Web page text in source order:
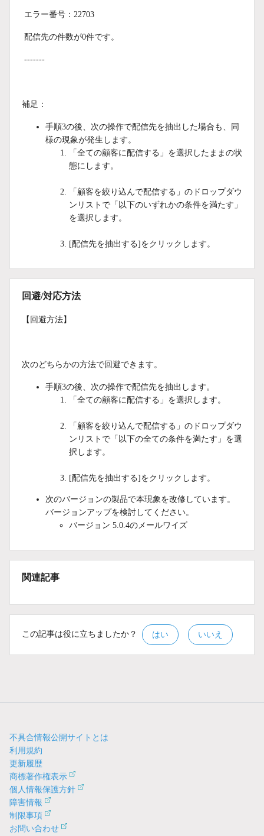
エラー番号：22703
配信先の件数が0件です。
-------
補足：
手順3の後、次の操作で配信先を抽出した場合も、同
様の現象が発生します。
「全ての顧客に配信する」を選択したままの状
態にします。
「顧客を絞り込んで配信する」のドロップダウ
ンリストで「以下のいずれかの条件を満たす」
を選択します。
[配信先を抽出する]をクリックします。
回避/対応方法
【回避方法】
次のどちらかの方法で回避できます。
手順3の後、次の操作で配信先を抽出します。
「全ての顧客に配信する」を選択します。
「顧客を絞り込んで配信する」のドロップダウ
ンリストで「以下の全ての条件を満たす」を選
択します。
[配信先を抽出する]をクリックします。
次のバージョンの製品で本現象を改修しています。
バージョンアップを検討してください。
バージョン 5.0.4のメールワイズ
関連記事
この記事は役に立ちましたか？ はい いいえ
不具合情報公開サイトとは
利用規約
更新履歴
商標著作権表示
個人情報保護方針
障害情報
制限事項
お問い合わせ